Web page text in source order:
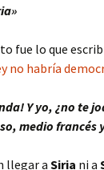
fue lo que
no habría
Y yo, ¿no te
medio francés
llegar aSiria ni a